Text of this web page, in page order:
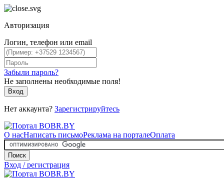
Авторизация
Логин, телефон или email
Забыли пароль?
Не заполнены необходимые поля!
Вход
Нет аккаунта? Зарегистрируйтесь
О насНаписать письмоРеклама на порталеОплата
Поиск
Вход / регистрация